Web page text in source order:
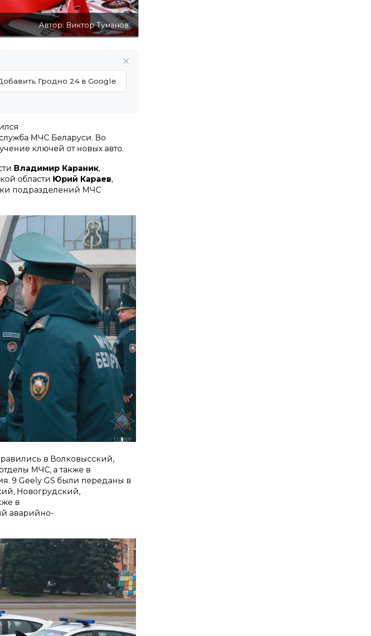
Автор: Виктор Туманов
Гродно 24 в Google
МЧС Беларуси. Во
ключей от новых авто.
Владимир Караник,
области Юрий Караев,
подразделений МЧС
в Волковысский,
МЧС, а также в
9 Geely GS были переданы в
Новогрудский,
в
аварийно-